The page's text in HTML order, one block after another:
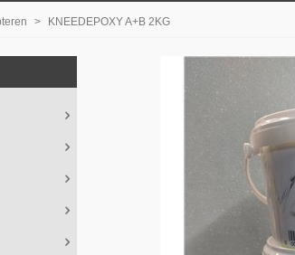
> KNEEDEPOXY A+B 2KG